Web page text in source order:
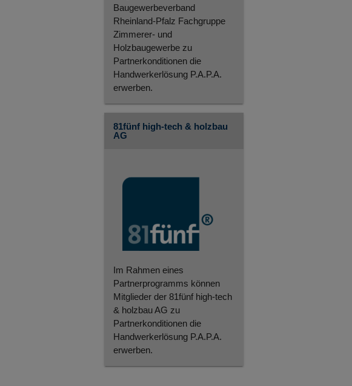
Baugewerbeverband
Rheinland-Pfalz Fachgruppe
Zimmerer- und
Holzbaugewerbe zu
Partnerkonditionen die
Handwerkerlösung P.A.P.A.
erwerben.
81fünf high-tech & holzbau
AG
Im Rahmen eines
Partnerprogramms können
Mitglieder der 81fünf high-tech
& holzbau AG zu
Partnerkonditionen die
Handwerkerlösung P.A.P.A.
erwerben.